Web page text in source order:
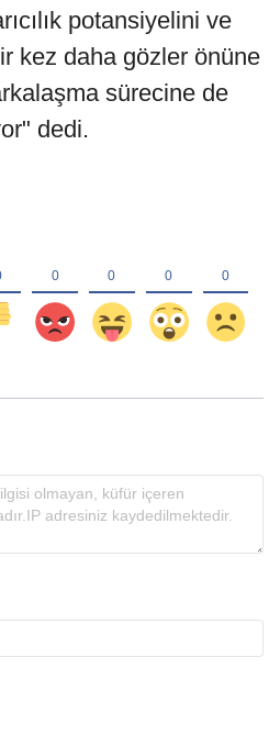
potansiyelini ve
kez daha gözler önüne
sürecine de
dedi.